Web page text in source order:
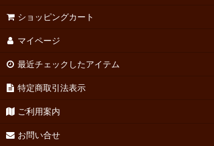
ショッピングカート
マイページ
最近チェックしたアイテム
特定商取引法表示
ご利用案内
お問い合せ